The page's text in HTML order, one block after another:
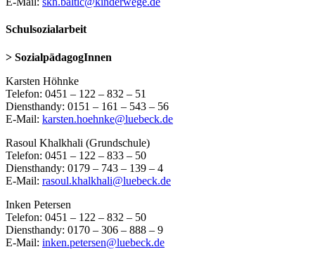
Schulsozialarbeit
> SozialpädagogInnen
Karsten Höhnke
Telefon: 0451 – 122 – 832 – 51
Diensthandy: 0151 – 161 – 543 – 56
E-Mail: karsten.hoehnke@luebeck.de
Rasoul Khalkhali (Grundschule)
Telefon: 0451 – 122 – 833 – 50
Diensthandy: 0179 – 743 – 139 – 4
E-Mail: rasoul.khalkhali@luebeck.de
Inken Petersen
Telefon: 0451 – 122 – 832 – 50
Diensthandy: 0170 – 306 – 888 – 9
E-Mail: inken.petersen@luebeck.de